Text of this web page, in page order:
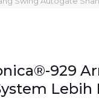
929
Lebih